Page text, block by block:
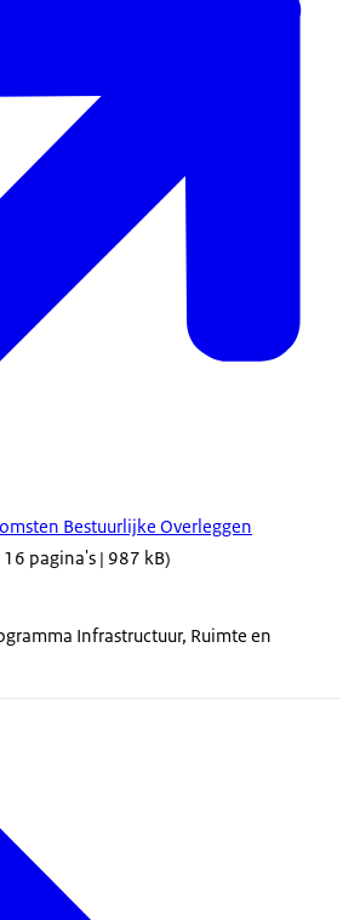
Bestuurlijke Overleggen
16 pagina's | 987 kB)
Infrastructuur, Ruimte en